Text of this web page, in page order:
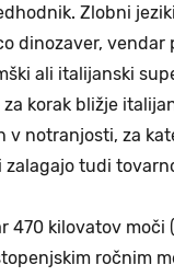
Zlobni
dinozaver, vendar
ali italijanski
korak bližje
v notranjosti, za
tudi
kilovatov moči
ročnim